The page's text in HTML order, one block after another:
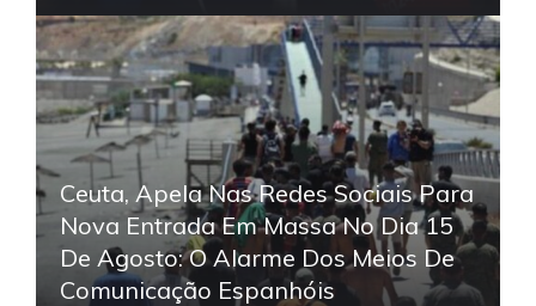
Ceuta, Apela Nas Redes Sociais Para
Nova Entrada Em Massa No Dia 15
De Agosto: O Alarme Dos Meios De
Comunicação Espanhóis